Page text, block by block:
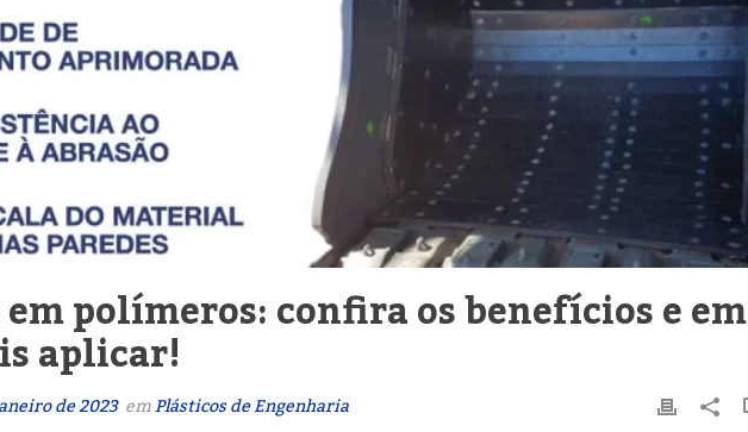
polímeros: confira os benefícios e em
aplicar!
de 2023 emPlásticos de Engenharia